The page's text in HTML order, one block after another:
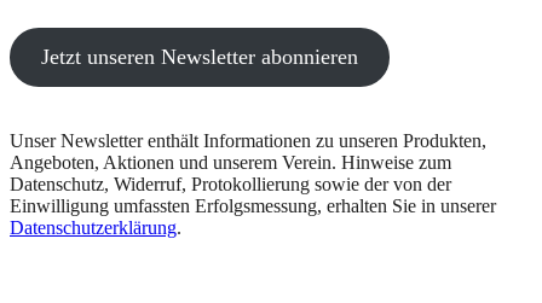
Jetzt unseren Newsletter abonnieren
Unser Newsletter enthält Informationen zu unseren Produkten,
Angeboten, Aktionen und unserem Verein. Hinweise zum
Datenschutz, Widerruf, Protokollierung sowie der von der
Einwilligung umfassten Erfolgsmessung, erhalten Sie in unserer
Datenschutzerklärung.